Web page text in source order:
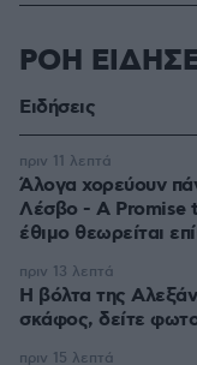
ΡΟΗ
Ειδήσεις
Άλογα χορεύουν
Λέσβο - A Promise
έθιμο θεωρείται
πριν 11 λεπτά
Η βόλτα της
σκάφος, δείτε
πριν 13 λεπτά
πριν 15 λεπτά